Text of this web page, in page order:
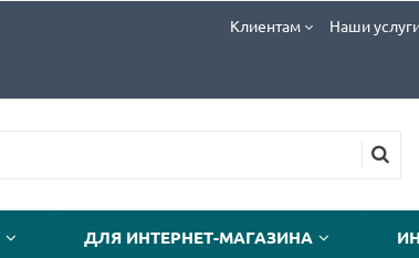
Клиентам Наши
ДЛЯ ИНТЕРНЕТ-МАГАЗИНА